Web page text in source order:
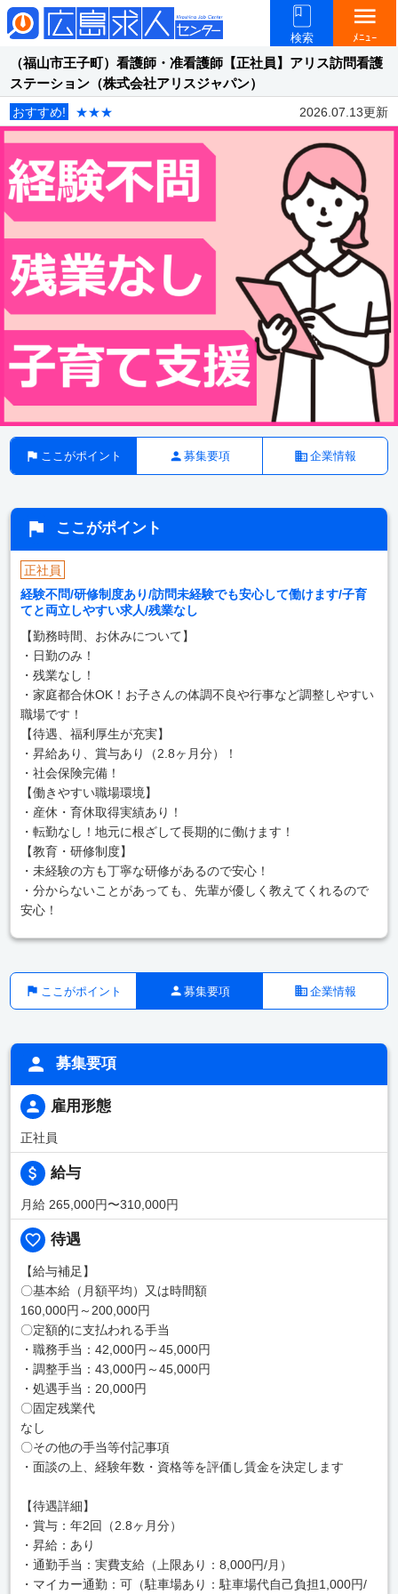
検索
menu
ﾒﾆｭｰ
（福山市王子町）看護師・准看護師【正社員】アリス訪問看護
ステーション（株式会社アリスジャパン）
おすすめ! ★★★ 2026.07.13更新
ここがポイント 募集要項 企業情報
ここがポイント
正社員
経験不問/研修制度あり/訪問未経験でも安心して働けます/子育
てと両立しやすい求人/残業なし
【勤務時間、お休みについて】
・日勤のみ！
・残業なし！
・家庭都合休OK！お子さんの体調不良や行事など調整しやすい
職場です！
【待遇、福利厚生が充実】
・昇給あり、賞与あり（2.8ヶ月分）！
・社会保険完備！
【働きやすい職場環境】
・産休・育休取得実績あり！
・転勤なし！地元に根ざして長期的に働けます！
【教育・研修制度】
・未経験の方も丁寧な研修があるので安心！
・分からないことがあっても、先輩が優しく教えてくれるので
安心！
ここがポイント 募集要項 企業情報
募集要項
雇用形態
正社員
給与
月給 265,000円〜310,000円
待遇
【給与補足】
〇基本給（月額平均）又は時間額
160,000円～200,000円
〇定額的に支払われる手当
・職務手当：42,000円～45,000円
・調整手当：43,000円～45,000円
・処遇手当：20,000円
〇固定残業代
なし
〇その他の手当等付記事項
・面談の上、経験年数・資格等を評価し賃金を決定します
【待遇詳細】
・賞与：年2回（2.8ヶ月分）
・昇給：あり
・通勤手当：実費支給（上限あり：8,000円/月）
・マイカー通勤：可（駐車場あり：駐車場代自己負担1,000円/